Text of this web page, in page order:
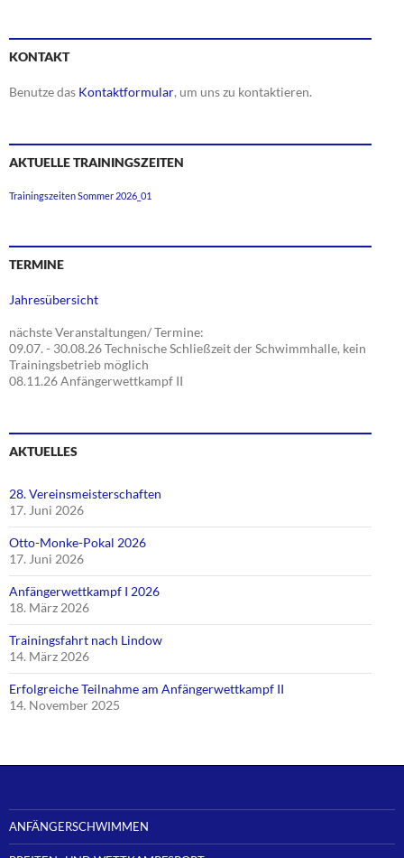
KONTAKT
Benutze das Kontaktformular, um uns zu kontaktieren.
AKTUELLE TRAININGSZEITEN
Trainingszeiten Sommer 2026_01
TERMINE
Jahresübersicht
nächste Veranstaltungen/ Termine:
09.07. - 30.08.26 Technische Schließzeit der Schwimmhalle, kein
Trainingsbetrieb möglich
08.11.26 Anfängerwettkampf II
AKTUELLES
28. Vereinsmeisterschaften
17. Juni 2026
Otto-Monke-Pokal 2026
17. Juni 2026
Anfängerwettkampf I 2026
18. März 2026
Trainingsfahrt nach Lindow
14. März 2026
Erfolgreiche Teilnahme am Anfängerwettkampf II
14. November 2025
ANFÄNGERSCHWIMMEN